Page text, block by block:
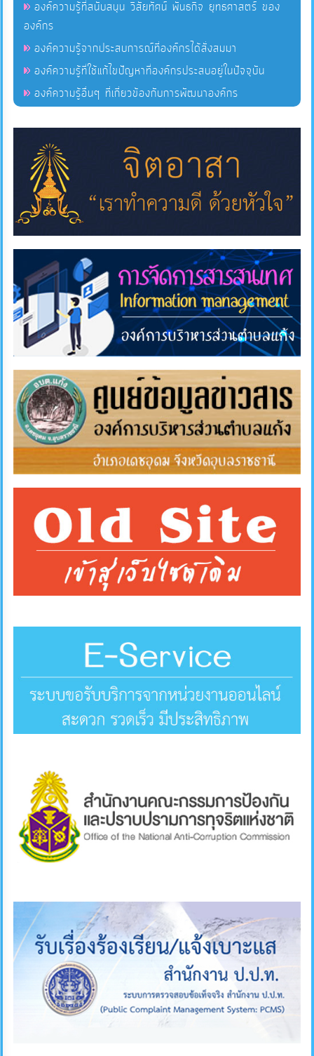
ใช้
จ่าย
งบ
ประมาณ
ประจำ
ปี
การ
บริหาร
และ
พัฒนา
ทรัพยากร
บุคคล
การ
ส่ง
เสริม
ความ
การ
จัด
ซื้อ
การ
เงิน
แผนการ
ทุจริต
เพื่อ
ป้องกัน
การ
ทุจริต
ภายใน
ป้องกัน
การ
องค์ความรู้ที่สนับสนุน วิสัยทัศน์ พันธกิจ ยุทธศาสตร์ ของ
องค์กร
องค์ความรู้จากประสบการณ์ที่องค์กรได้สั่งสมมา
องค์ความรู้ที่ใช้แก้ไขปัญหาที่องค์กรประสบอยู่ในปัจจุบัน
องค์ความรู้อื่นๆ ที่เกี่ยวข้องกับการพัฒนาองค์กร